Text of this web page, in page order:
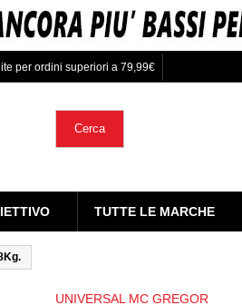
per ordini superiori a 79,99€
Cerca
TUTTE LE MARCHE
UNIVERSAL MC GREGOR